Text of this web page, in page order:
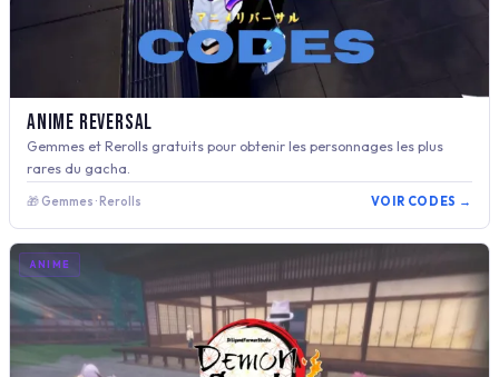
Anime Reversal
Gemmes et Rerolls gratuits pour obtenir les personnages les plus
rares du gacha.
🎁 Gemmes · Rerolls VOIR CODES →
ANIME